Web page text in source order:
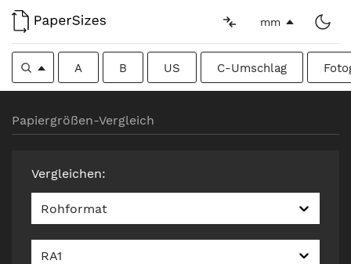
mm
A B US C-Umschlag
Papiergrößen-Vergleich
Vergleichen:
Rohformat
RA1